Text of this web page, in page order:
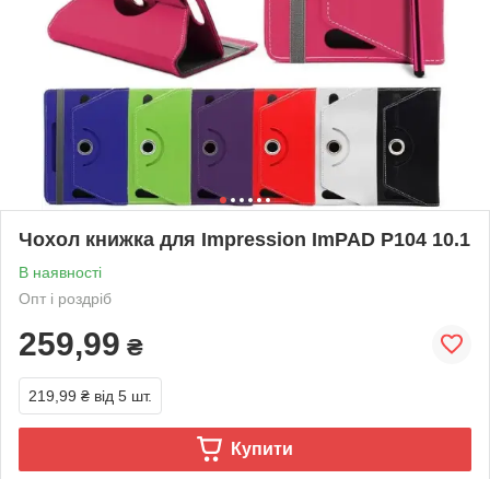
Чохол книжка для Impression ImPAD P104 10.1
В наявності
Опт і роздріб
259,99 ₴
219,99 ₴ від 5 шт.
Купити